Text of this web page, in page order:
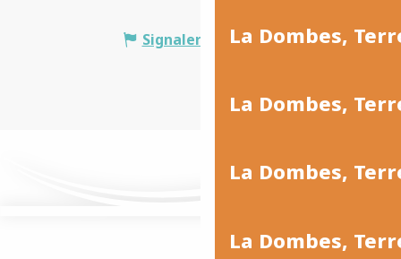
La Dombes,
La Dombes,
La Dombes,
La Dombes,
Signaler une erreur